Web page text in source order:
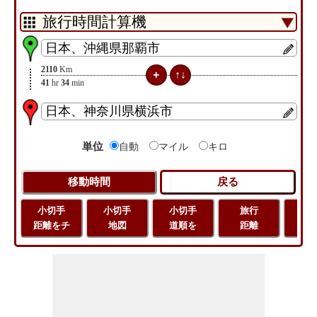
2110 Km
41 hr 34 min
単位 自動 マイル キロ
小切手
距離をチ
小切手
地図
小切手
道順を
旅行
距離